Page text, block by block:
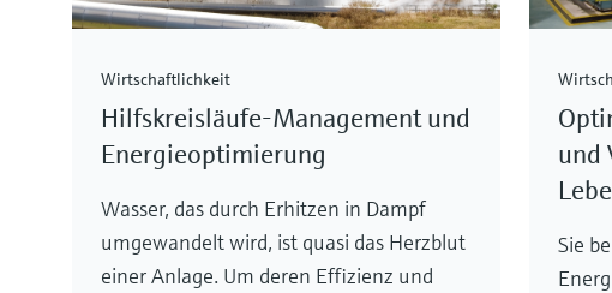
Wirtschaftlichkeit
Hilfskreisläufe-Management und
Energieoptimierung
Wasser, das durch Erhitzen in Dampf
umgewandelt wird, ist quasi das Herzblut
einer Anlage. Um deren Effizienz und
und
Sie